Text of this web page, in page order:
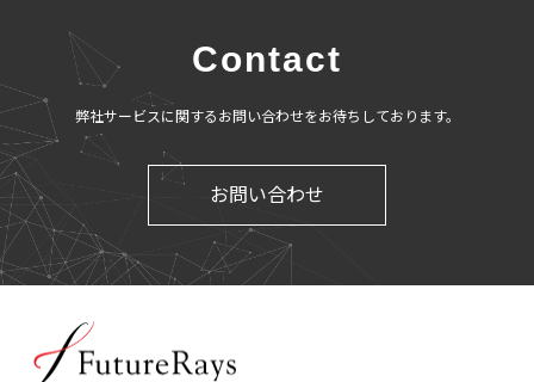
Contact
弊社サービスに関するお問い合わせをお待ちしております。
お問い合わせ